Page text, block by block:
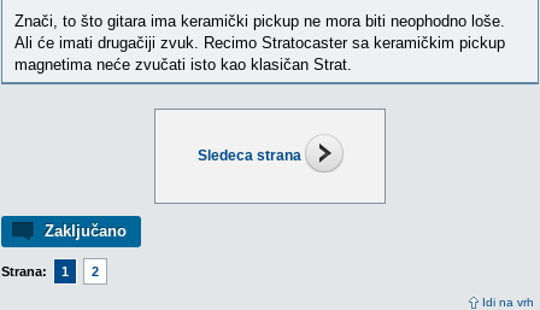
Sledeca strana
Zaključano
Strana: 1 2
Idi na vrh
Znači, to što gitara ima keramički pickup ne mora biti neophodno loše.
Ali će imati drugačiji zvuk. Recimo Stratocaster sa keramičkim pickup
magnetima neće zvučati isto kao klasičan Strat.